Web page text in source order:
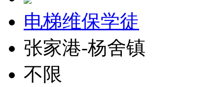
电梯维保学徒
张家港-杨舍镇
不限